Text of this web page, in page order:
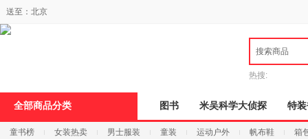
送至： 北京
搜索商品
热搜:
全部商品分类 图书 米吴科学大侦探 特
童书榜 女装热卖 男士服装 童装 运动户外 帆布鞋 箱
新
窗
口
页
面,